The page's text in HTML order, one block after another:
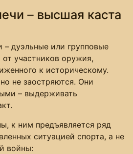
– высшая каста
– дуэльные или групповые
участников оружия,
к историческому.
не заостряются. Они
– выдерживать
к ним предъявляется ряд
ситуацией спорта, а не
войны: